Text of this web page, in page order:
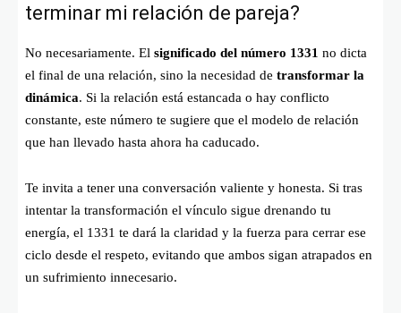
terminar mi relación de pareja?
No necesariamente. El significado del número 1331 no dicta
el final de una relación, sino la necesidad de transformar la
dinámica. Si la relación está estancada o hay conflicto
constante, este número te sugiere que el modelo de relación
que han llevado hasta ahora ha caducado.
Te invita a tener una conversación valiente y honesta. Si tras
intentar la transformación el vínculo sigue drenando tu
energía, el 1331 te dará la claridad y la fuerza para cerrar ese
ciclo desde el respeto, evitando que ambos sigan atrapados en
un sufrimiento innecesario.